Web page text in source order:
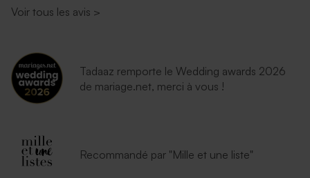
Enveloppe bleu ciel Enveloppe papier kraft
Voir tous les avis >
Tadaaz remporte le Wedding awards 2026
de mariage.net, merci à vous !
Recommandé par "Mille et une liste"